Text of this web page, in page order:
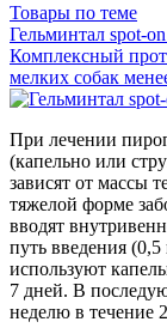
Товары по теме
Гельминтал spot-
Комплексный
мелких собак
При лечении
(капельно или
зависят от массы
тяжелой форме
вводят
путь введения
используют
7 дней. В
неделю в течение